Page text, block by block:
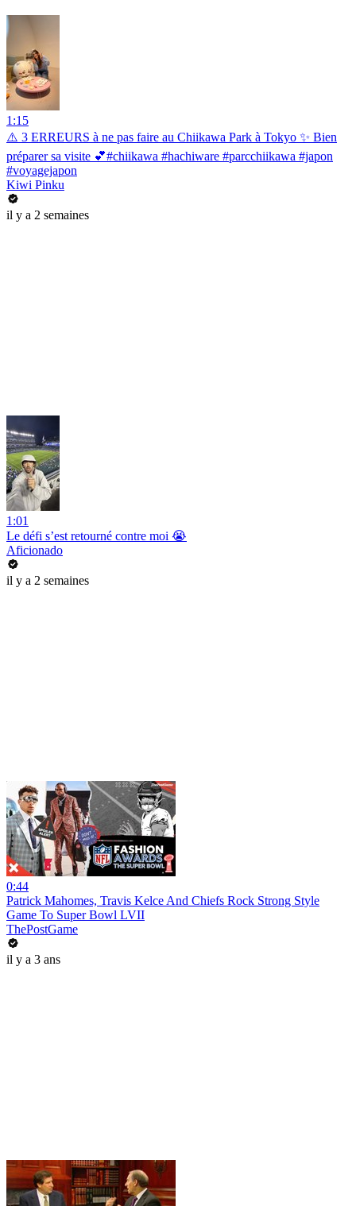
1:15
⚠️ 3 ERREURS à ne pas faire au Chiikawa Park à Tokyo ✨ Bien
préparer sa visite 💕#chiikawa #hachiware #parcchiikawa #japon
#voyagejapon
Kiwi Pinku
il y a 2 semaines
1:01
Le défi s’est retourné contre moi 😭
Aficionado
il y a 2 semaines
0:44
Patrick Mahomes, Travis Kelce And Chiefs Rock Strong Style
Game To Super Bowl LVII
ThePostGame
il y a 3 ans